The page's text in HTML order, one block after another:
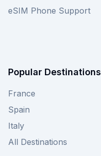
eSIM Phone Support
Popular Destinations
France
Spain
Italy
All Destinations